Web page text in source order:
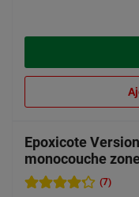
Epoxicote
monocouche
(7)